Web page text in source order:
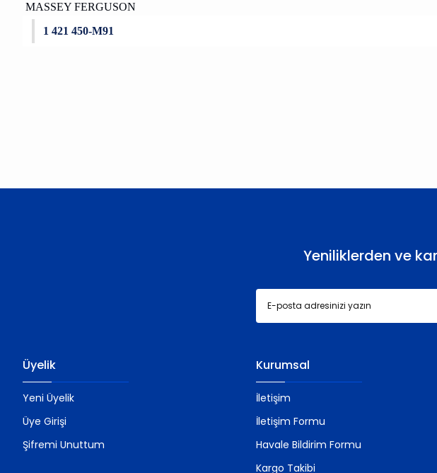
MASSEY FERGUSON
1 421 450-M91
Ürün bilgilerinde hatalar bulunuyor.
Yeniliklerden ve
Üyelik
Yeni Üyelik
Üye Girişi
Şifremi Unuttum
Kurumsal
İletişim
İletişim Formu
Havale Bildirim Formu
Kargo Takibi